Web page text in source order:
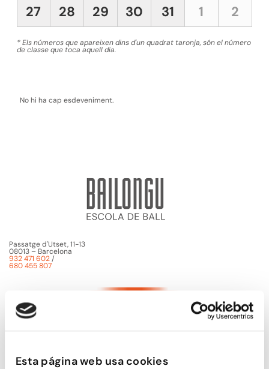
Esta página web usa cookies
27
28 29 30 31 1 2
* Els números que apareixen dins d'un quadrat taronja, són el número
de classe que toca aquell dia.
No hi ha cap esdeveniment.
Passatge d'Utset, 11-13
08013 – Barcelona
932 471 602/
680 455 807